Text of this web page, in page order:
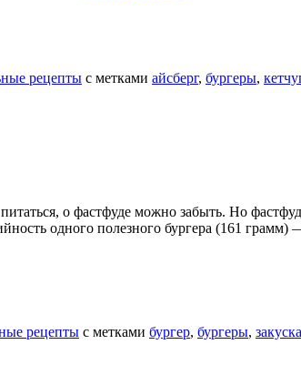
рецепты с метками айсберг, бургеры,
о фастфуде можно забыть. Но
одного полезного бургера (161
рецепты с метками бургер, бургеры, закуска